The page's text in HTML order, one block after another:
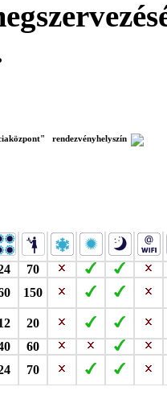
rendezvényhelyszín
70
150
20
60
70